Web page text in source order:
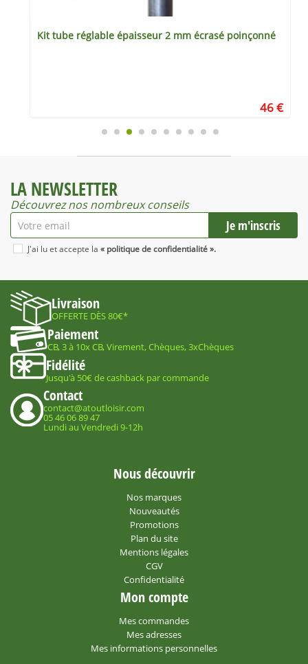
Kit tube réglable épaisseur 2 mm écrasé poinçonné
46 €
LA NEWSLETTER
Découvrez nos nombreux conseils
J'ai lu et accepte la « politique de confidentialité ».
Livraison
OFFERTE DÈS 80€*
Paiement
CB, 3 à 10x CB, Virement, Chèques, 3xChèques
Fidélité
Jusqu'à 50€ de cashback par commande
Contact
contact@atoutloisir.com
05 46 06 89 47
Lundi au Vendredi 9-12h
Nous découvrir
Nos marques
Nouveautés
Promotions
Plan du site
Mentions légales
CGV
Confidentialité
Mon compte
Mes commandes
Mes adresses
Mes informations personnelles